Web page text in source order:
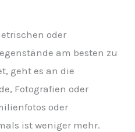
oder
am besten zu
geht es an die
Fotografien oder
oder
ist weniger mehr.